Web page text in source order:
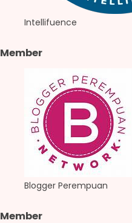
Intellifuence
Member
Blogger Perempuan
Member